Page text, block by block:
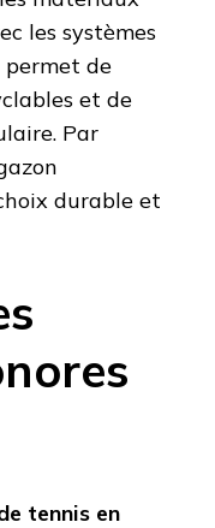
les systèmes
permet de
et de
Par
durable et
tennis en